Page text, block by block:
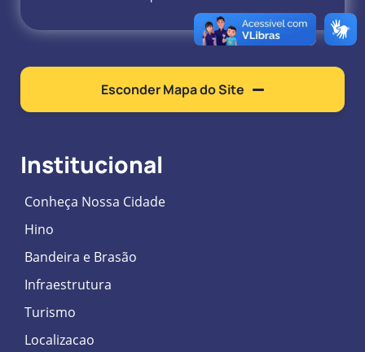
Esconder Mapa do Site
Institucional
Conheça Nossa Cidade
Hino
Bandeira e Brasão
Infraestrutura
Turismo
Localizacao